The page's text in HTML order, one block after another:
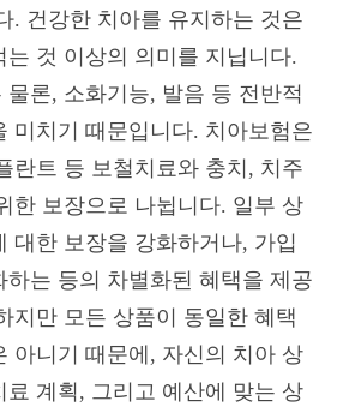
. 건강한 치아를 유지하는 것은
는 것 이상의 의미를 지닙니다.
물론, 소화기능, 발음 등 전반적
미치기 때문입니다. 치아보험은
란트 등 보철치료와 충치, 치주
한 보장으로 나뉩니다. 일부 상
대한 보장을 강화하거나, 가입
하는 등의 차별화된 혜택을 제공
지만 모든 상품이 동일한 혜택
아니기 때문에, 자신의 치아 상
료 계획, 그리고 예산에 맞는 상